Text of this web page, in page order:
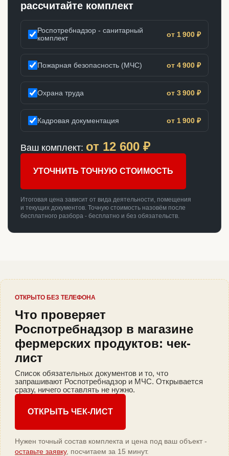
рассчитайте комплект
Роспотребнадзор - санитарный
комплект
от 1 900 ₽
Пожарная безопасность (МЧС) от 4 900 ₽
Охрана труда от 3 900 ₽
Кадровая документация от 1 900 ₽
Ваш комплект: от 12 600 ₽
УТОЧНИТЬ ТОЧНУЮ СТОИМОСТЬ
Итоговая цена зависит от вида деятельности, помещения
и текущих документов. Точную стоимость назовём после
бесплатного разбора - бесплатно и без обязательств.
ОТКРЫТО БЕЗ ТЕЛЕФОНА
Что проверяет
Роспотребнадзор в магазине
фермерских продуктов: чек-
лист
Список обязательных документов и то, что
запрашивают Роспотребнадзор и МЧС. Открывается
сразу, ничего оставлять не нужно.
ОТКРЫТЬ ЧЕК-ЛИСТ
Нужен точный состав комплекта и цена под ваш объект -
оставьте заявку, посчитаем за 15 минут.